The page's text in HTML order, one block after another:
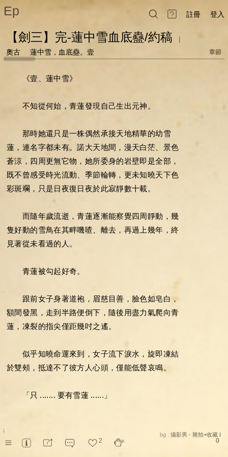
Ep 註冊 登入
【劍三】完-蓮中雪血底蠱/約稿
|
奧古
蓮中雪，血底蠱。壹 章節
《壹、蓮中雪》
不知從何始，青蓮發現自己生出元神。
那時她還只是一株偶然承接天地精華的幼雪
蓮，連名字都未有。諾大天地間，漫天白茫、景色
蒼涼，四周更無它物，她所委身的岩壁即是全部，
既不曾感受時光流動、季節輪轉，更未知曉天下色
彩斑斕，只是日夜復日夜於此寂靜數十載。
而隨年歲流逝，青蓮逐漸能察覺四周靜動，幾
隻好動的雪鳥在其畔嘰喳、離去，再過上幾年，終
見著從未看過的人。
青蓮被勾起好奇。
跟前女子身著道袍，眉慈目善，臉色如皂白，
額間發黑，走到半路便倒下，隨後用盡力氣爬向青
蓮，凍裂的指尖僅距幾吋之遙。
似乎知曉命運來到，女子流下淚水，旋即凍結
於雙頰，抵達不了彼方人心頭，僅能低聲哀鳴。
「只 ....... 要有雪蓮 ......」
雪蓮？是我嗎？
bg : 攝影男 - 雜拍+收藏 I
↓
2 0